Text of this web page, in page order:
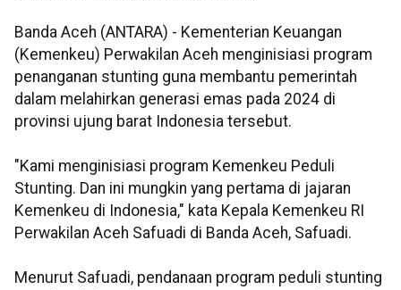
Banda Aceh (ANTARA) - Kementerian Keuangan
(Kemenkeu) Perwakilan Aceh menginisiasi program
penanganan stunting guna membantu pemerintah
dalam melahirkan generasi emas pada 2024 di
provinsi ujung barat Indonesia tersebut.
"Kami menginisiasi program Kemenkeu Peduli
Stunting. Dan ini mungkin yang pertama di jajaran
Kemenkeu di Indonesia," kata Kepala Kemenkeu RI
Perwakilan Aceh Safuadi di Banda Aceh, Safuadi.
Menurut Safuadi, pendanaan program peduli stunting